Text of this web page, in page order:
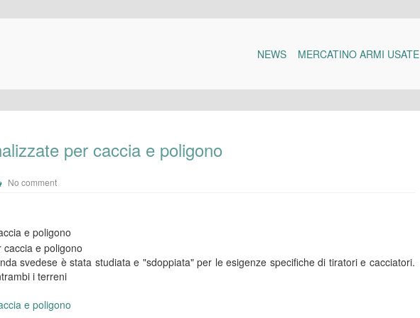
NEWS MERCATINO ARMI USATE
per caccia e poligono
No comment
e poligono
svedese è stata studiata e "sdoppiata" per le esigenze specifiche di tiratori e cacciatori.
i terreni
e poligono